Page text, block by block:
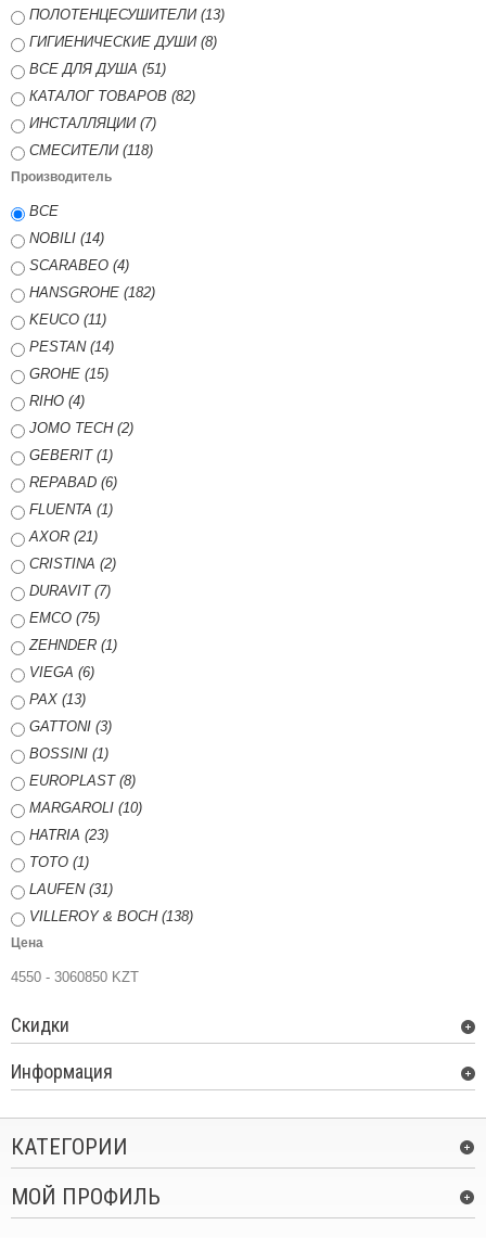
ПОЛОТЕНЦЕСУШИТЕЛИ (13)
ГИГИЕНИЧЕСКИЕ ДУШИ (8)
ВСЕ ДЛЯ ДУША (51)
КАТАЛОГ ТОВАРОВ (82)
ИНСТАЛЛЯЦИИ (7)
СМЕСИТЕЛИ (118)
Производитель
ВСЕ
NOBILI (14)
SCARABEO (4)
HANSGROHE (182)
KEUCO (11)
PESTAN (14)
GROHE (15)
RIHO (4)
JOMO TECH (2)
GEBERIT (1)
REPABAD (6)
FLUENTA (1)
AXOR (21)
CRISTINA (2)
DURAVIT (7)
EMCO (75)
ZEHNDER (1)
VIEGA (6)
PAX (13)
GATTONI (3)
BOSSINI (1)
EUROPLAST (8)
MARGAROLI (10)
HATRIA (23)
TOTO (1)
LAUFEN (31)
VILLEROY & BOCH (138)
Цена
4550 - 3060850 KZT
Скидки
Информация
КАТЕГОРИИ
МОЙ ПРОФИЛЬ